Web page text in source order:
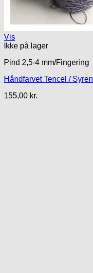
Vis
Ikke på lager
Pind 2,5-4 mm/Fingering
Håndfarvet Tencel / Syren
155,00 kr.